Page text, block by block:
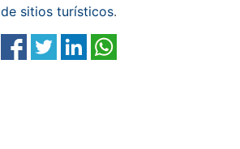
de sitios turísticos.